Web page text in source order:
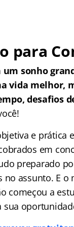
para
um sonho
vida melhor,
desafios
e prática
em
preparado
no assunto. E
começou a
sua